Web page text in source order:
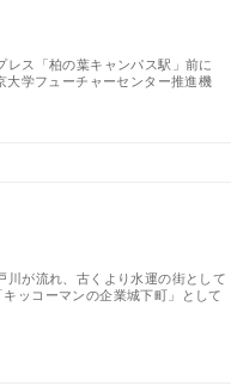
ス「柏の葉キャンパス駅」前に
学フューチャーセンター推進機
が流れ、古くより水運の街として
ッコーマンの企業城下町」として